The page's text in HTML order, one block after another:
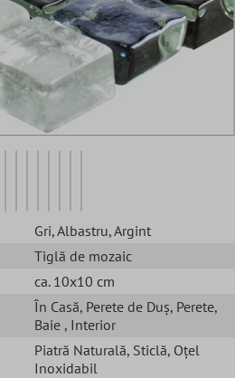
Gri, Albastru, Argint
Tiglă de mozaic
ca. 10x10 cm
În Casă, Perete de Duș, Perete,
Baie , Interior
Piatră Naturală, Sticlă, Oțel
Inoxidabil